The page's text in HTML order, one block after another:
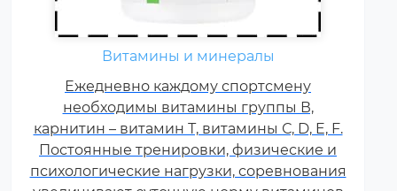
Витамины и минералы
Ежедневно каждому спортсмену
необходимы витамины группы В,
карнитин – витамин Т, витамины С, D, E, F.
Постоянные тренировки, физические и
психологические нагрузки, соревнования